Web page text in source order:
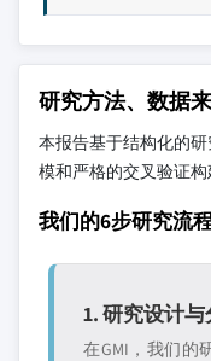
研究方法、数据
本报告基于结构化的
模和严格的交叉验证构
我们的6步研究流
1. 研究设计
在GMI，我们的